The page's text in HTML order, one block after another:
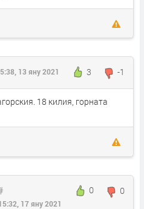
3 -1
13 яну 2021
18 килия, горната
0 0
17 яну 2021